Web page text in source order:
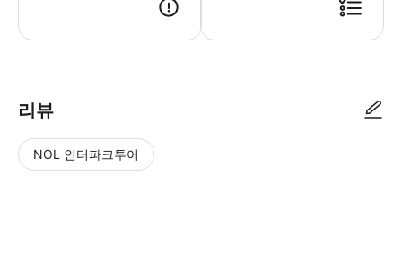
리뷰
NOL 인터파크투어